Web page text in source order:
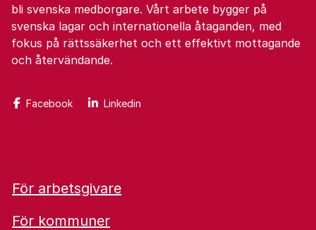
bli svenska medborgare. Vårt arbete bygger på
svenska lagar och internationella åtaganden, med
fokus på rättssäkerhet och ett effektivt mottagande
och återvändande.
Facebook Linkedin
För arbetsgivare
För kommuner